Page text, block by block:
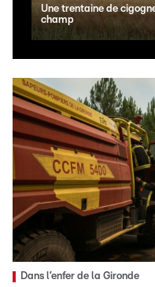
Une trentaine de
champ
Dans l’enfer de la Gironde